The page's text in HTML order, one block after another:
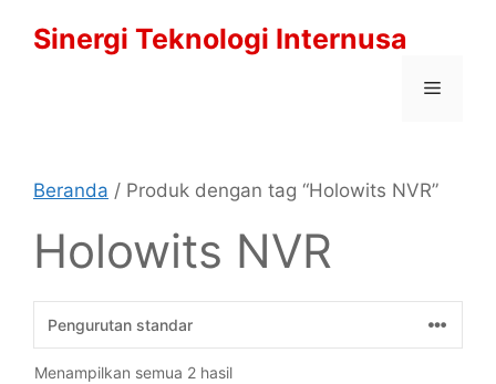
Sinergi Teknologi Internusa
Menu
Beranda / Produk dengan tag “Holowits NVR”
Holowits NVR
Menampilkan semua 2 hasil